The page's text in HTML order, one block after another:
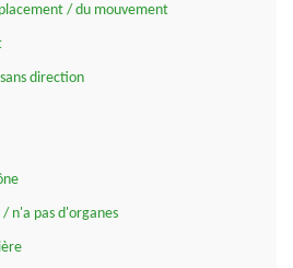
/ du mouvement
direction
n'a pas d'organes